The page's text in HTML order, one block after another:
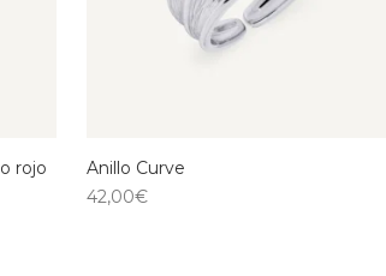
rojo
Anillo Curve
42,00€